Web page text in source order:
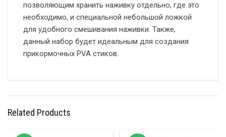
позволяющим хранить наживку отдельно, где это
необходимо, и специальной небольшой ложкой
для удобного смешивания наживки. Также,
данный набор будет идеальным для создания
прикормочных PVA стиков.
Related Products